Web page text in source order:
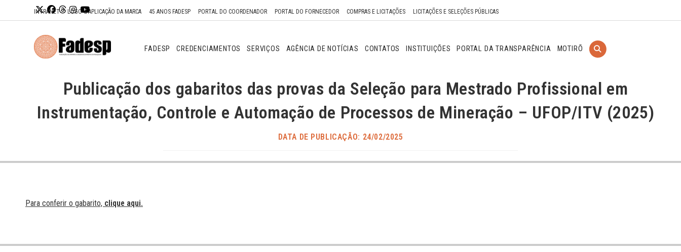
INTRANET LOGO & APLICAÇÃO DA MARCA 45 ANOS FADESP PORTAL DO COORDENADOR PORTAL DO FORNECEDOR COMPRAS E LICITAÇÕES LICITAÇÕES E SELEÇÕES PÚBLICAS
FADESP CREDENCIAMENTOS SERVIÇOS AGÊNCIA DE NOTÍCIAS CONTATOS INSTITUIÇÕES PORTAL DA TRANSPARÊNCIA MOTIRÕ
Publicação dos gabaritos das provas da Seleção para Mestrado Profissional em
Instrumentação, Controle e Automação de Processos de Mineração – UFOP/ITV (2025)
DATA DE PUBLICAÇÃO: 24/02/2025
Para conferir o gabarito, clique aqui.